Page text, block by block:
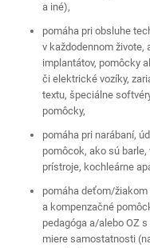
a iné),
pomáha pri obsluhe
v každodennom
implantátov, pomôcky
či elektrické vozíky,
textu, špeciálne
pomôcky,
pomáha pri narábaní,
pomôcok, ako sú
prístroje, kochleárne
pomáha deťom/
a kompenzačné
pedagóga a/alebo OZ
miere samostatnosti